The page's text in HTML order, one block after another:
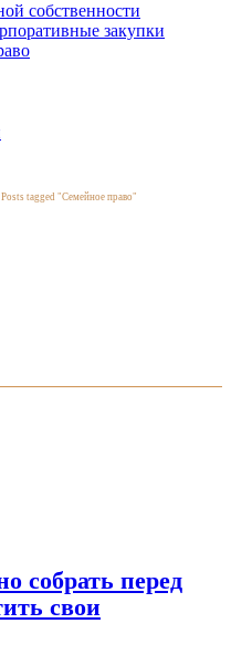
собственности
закупки
Posts tagged "Семейное право"
собрать перед
свои